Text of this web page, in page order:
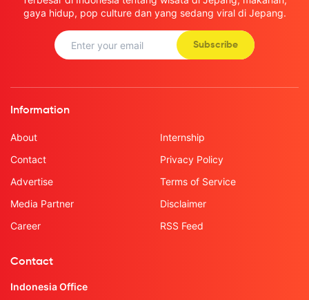
gaya hidup, pop culture dan yang sedang viral di Jepang.
Subscribe
Information
About
Contact
Advertise
Media Partner
Career
Internship
Privacy Policy
Terms of Service
Disclaimer
RSS Feed
Contact
Indonesia Office